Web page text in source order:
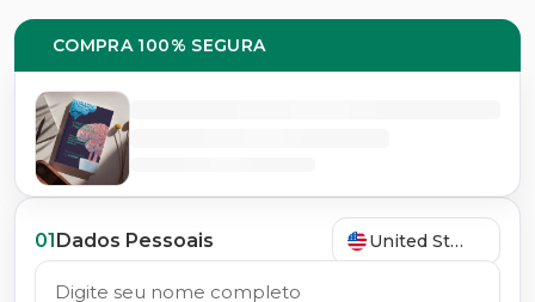
01Dados Pessoais United States
COMPRA 100% SEGURA